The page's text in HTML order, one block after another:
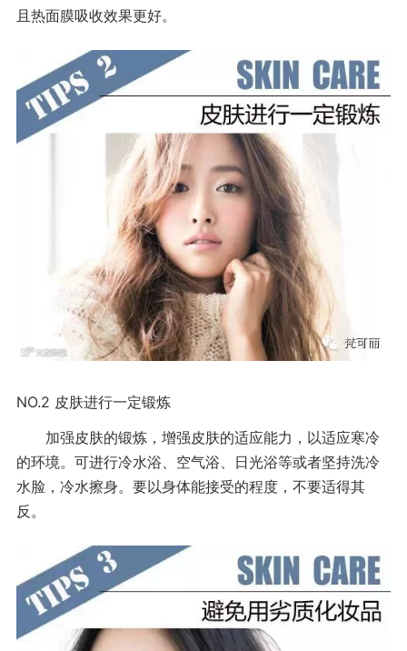
且热面膜吸收效果更好。
NO.2 皮肤进行一定锻炼
加强皮肤的锻炼，增强皮肤的适应能力，以适应寒冷
的环境。可进行冷水浴、空气浴、日光浴等或者坚持洗冷
水脸，冷水擦身。要以身体能接受的程度，不要适得其
反。